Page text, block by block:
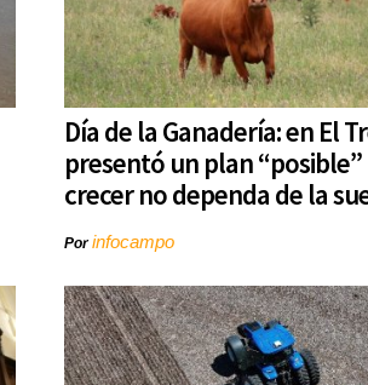
Día de la Ganadería: en El
presentó un plan
crecer no dependa de la
Porinfocampo